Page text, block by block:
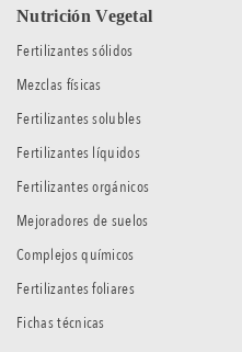
Nutrición Vegetal
Fertilizantes sólidos
Mezclas físicas
Fertilizantes solubles
Fertilizantes líquidos
Fertilizantes orgánicos
Mejoradores de suelos
Complejos químicos
Fertilizantes foliares
Fichas técnicas